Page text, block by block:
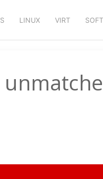
LINUX VIRT SOFT